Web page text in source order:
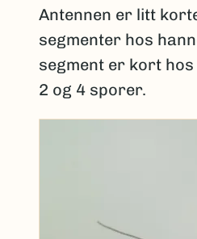
Antennen er litt
segmenter hos
segment er kort
2 og 4 sporer.